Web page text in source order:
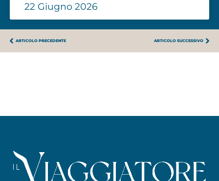
22 Giugno 2026
ARTICOLO PRECEDENTE ARTICOLO SUCCESSIVO